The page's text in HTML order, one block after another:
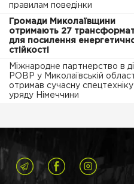
правилам поведінки
Громади Миколаївщини
отримають 27
для посилення
стійкості
Міжнародне партнерство в
РОВР у Миколаївській
отримав сучасну спецтехніку
уряду Німеччини